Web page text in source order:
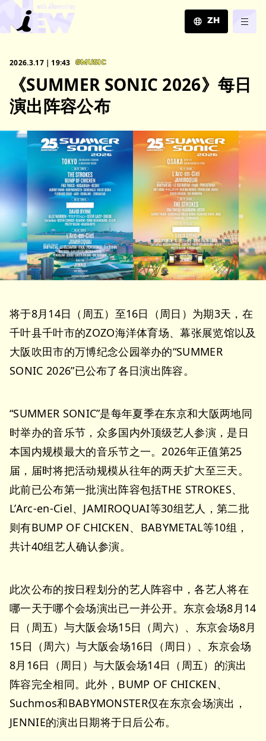
ZH
ZH
2026.3.17｜19:43 #MUSIC
《SUMMER SONIC 2026》每日
演出阵容公布
将于8月14日（周五）至16日（周日）为期3天，在
千叶县千叶市的ZOZO海洋体育场、幕张展览馆以及
大阪吹田市的万博纪念公园举办的“SUMMER
SONIC 2026”已公布了各日演出阵容。
“SUMMER SONIC”是每年夏季在东京和大阪两地同
时举办的音乐节，众多国内外顶级艺人参演，是日
本国内规模最大的音乐节之一。2026年正值第25
届，届时将把活动规模从往年的两天扩大至三天。
此前已公布第一批演出阵容包括THE STROKES、
L’Arc-en-Ciel、JAMIROQUAI等30组艺人，第二批
则有BUMP OF CHICKEN、BABYMETAL等10组，
共计40组艺人确认参演。
此次公布的按日程划分的艺人阵容中，各艺人将在
哪一天于哪个会场演出已一并公开。东京会场8月14
日（周五）与大阪会场15日（周六）、东京会场8月
15日（周六）与大阪会场16日（周日）、东京会场
8月16日（周日）与大阪会场14日（周五）的演出
阵容完全相同。此外，BUMP OF CHICKEN、
Suchmos和BABYMONSTER仅在东京会场演出，
JENNIE的演出日期将于日后公布。